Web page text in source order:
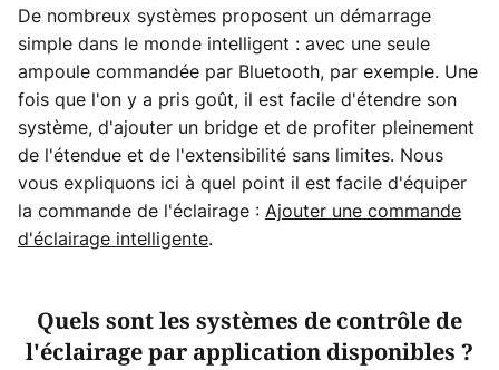
De nombreux systèmes proposent un démarrage
simple dans le monde intelligent : avec une seule
ampoule commandée par Bluetooth, par exemple. Une
fois que l'on y a pris goût, il est facile d'étendre son
système, d'ajouter un bridge et de profiter pleinement
de l'étendue et de l'extensibilité sans limites. Nous
vous expliquons ici à quel point il est facile d'équiper
la commande de l'éclairage : Ajouter une commande
d'éclairage intelligente.
Quels sont les systèmes de contrôle de
l'éclairage par application disponibles ?